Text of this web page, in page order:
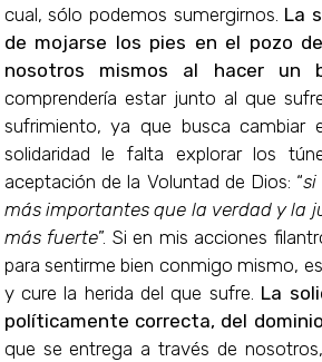
cual, sólo podemos sumergirnos. La
de mojarse los pies en el pozo
nosotros mismos al hacer un
comprendería estar junto al que
sufrimiento, ya que busca
solidaridad le falta explorar los
aceptación de la Voluntad de Dios: “si
más importantes que la verdad y la
más fuerte”. Si en mis acciones
para sentirme bien conmigo mismo,
y cure la herida del que sufre. La
políticamente correcta, del
que se entrega a través de